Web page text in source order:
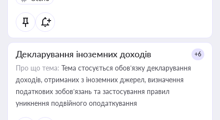
Декларування іноземних доходів +6
Про що тема: Тема стосується обов’язку декларування
доходів, отриманих з іноземних джерел, визначення
податкових зобов’язань та застосування правил
уникнення подвійного оподаткування